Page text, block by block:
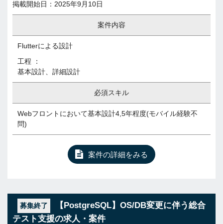
掲載開始日：2025年9月10日
案件内容
Flutterによる設計
工程 ：
基本設計、詳細設計
必須スキル
Webフロントにおいて基本設計4,5年程度(モバイル経験不
問)
案件の詳細をみる
募集終了
【PostgreSQL】OS/DB変更に伴う総合
テスト支援の求人・案件